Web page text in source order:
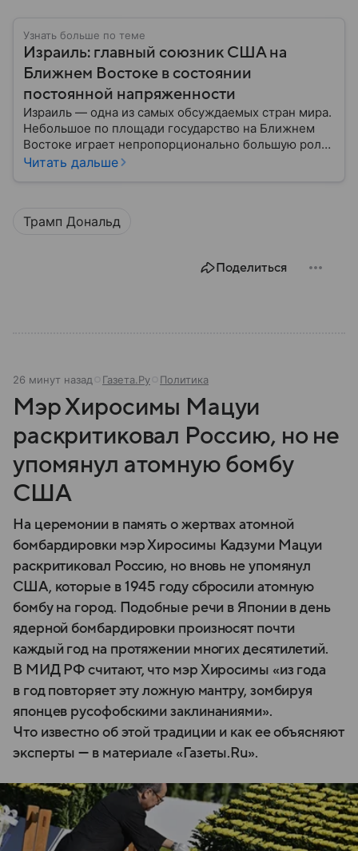
Узнать больше по теме
Израиль: главный союзник США на
Ближнем Востоке в состоянии
постоянной напряженности
Израиль — одна из самых обсуждаемых стран мира.
Небольшое по площади государство на Ближнем
Востоке играет непропорционально большую роль
в международной политике, безопасности и
Читать дальше
Трамп Дональд
Поделиться
26 минут назад Газета.Ру Политика
Мэр Хиросимы Мацуи
раскритиковал Россию, но не
упомянул атомную бомбу
США
На церемонии в память о жертвах атомной
бомбардировки мэр Хиросимы Кадзуми Мацуи
раскритиковал Россию, но вновь не упомянул
США, которые в 1945 году сбросили атомную
бомбу на город. Подобные речи в Японии в день
ядерной бомбардировки произносят почти
каждый год на протяжении многих десятилетий.
В МИД РФ считают, что мэр Хиросимы «из года
в год повторяет эту ложную мантру, зомбируя
японцев русофобскими заклинаниями».
Что известно об этой традиции и как ее объясняют
эксперты — в материале «Газеты.Ru».